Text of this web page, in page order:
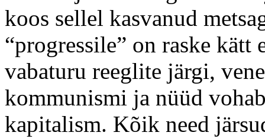
koos sellel kasvanud
“progressile” on raske kätt
vabaturu reeglite järgi,
kommunismi ja nüüd
kapitalism. Kõik need